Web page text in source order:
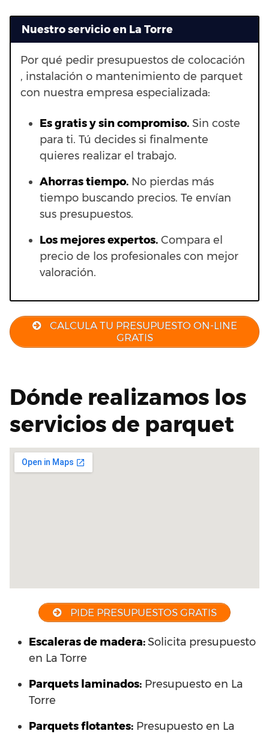
Nuestro servicio en La Torre
Por qué pedir presupuestos de colocación
, instalación o mantenimiento de parquet
con nuestra empresa especializada:
Es gratis y sin compromiso. Sin coste
para ti. Tú decides si finalmente
quieres realizar el trabajo.
Ahorras tiempo. No pierdas más
tiempo buscando precios. Te envían
sus presupuestos.
Los mejores expertos. Compara el
precio de los profesionales con mejor
valoración.
CALCULA TU PRESUPUESTO ON-LINE
GRATIS
Dónde realizamos los
servicios de parquet
PIDE PRESUPUESTOS GRATIS
Escaleras de madera:Solicita presupuesto
en La Torre
Parquets laminados: Presupuesto en La
Torre
Parquets flotantes: Presupuesto en La